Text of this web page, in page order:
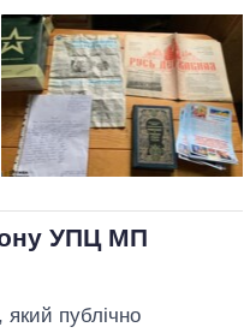
УПЦ МП
який публічно